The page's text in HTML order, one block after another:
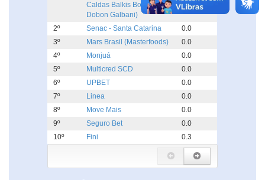
Caldas Balkis Boa Nata
Dobon Galbani)
2º Senac - Santa Catarina
0.0
3º
Mars Brasil (Masterfoods)
0.0
4º
Monjuá
0.0
5º
Multicred SCD
0.0
6º
UPBET
0.0
7º
Linea
0.0
8º
Move Mais
0.0
9º
Seguro Bet
0.0
10º
Fini 0.3